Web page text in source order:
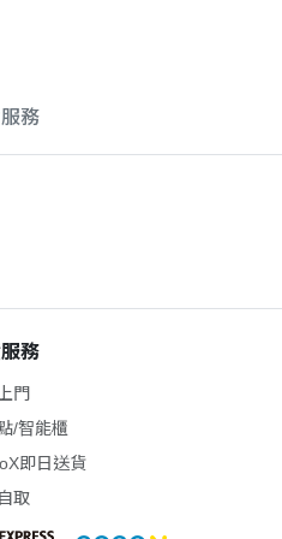
務
務
門
/智能櫃
即日送貨
取